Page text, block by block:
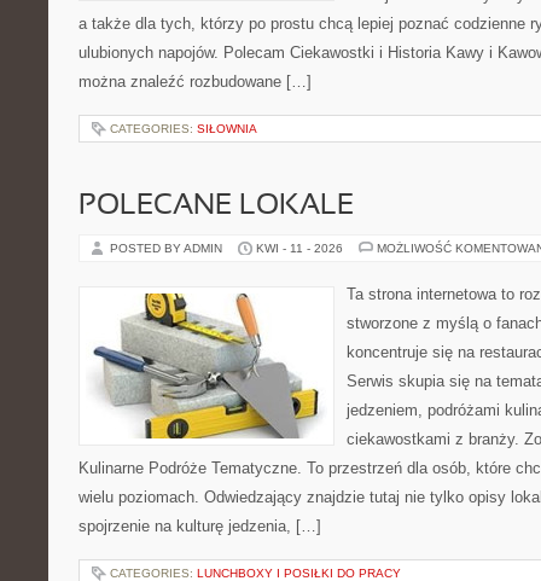
a także dla tych, którzy po prostu chcą lepiej poznać codzienne
ulubionych napojów. Polecam Ciekawostki i Historia Kawy i
można znaleźć rozbudowane […]
CATEGORIES: SIŁOWNIA
POLECANE LOKALE
POSTED BY ADMIN KWI - 11 - 2026 MOŻLIWOŚĆ
Ta strona internetowa to
stworzone z myślą o
koncentruje się na
Serwis skupia się na
jedzeniem, podróżami
ciekawostkami z branży.
Kulinarne Podróże Tematyczne. To przestrzeń dla osób, które
wielu poziomach. Odwiedzający znajdzie tutaj nie tylko opisy
spojrzenie na kulturę jedzenia, […]
CATEGORIES: LUNCHBOXY I POSIŁKI DO PRACY